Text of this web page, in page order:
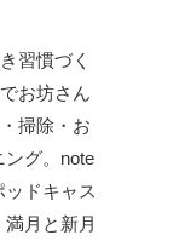
習慣づく
お坊さん
掃除・お
グ。note
ドキャス
月と新月